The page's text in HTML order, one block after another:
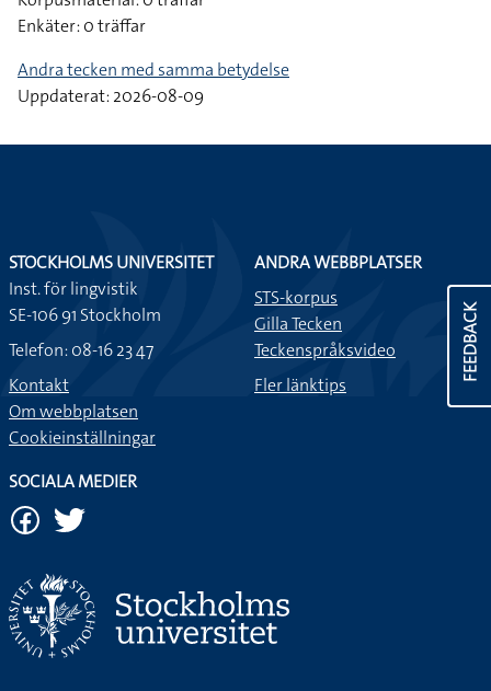
Enkäter: 0 träffar
Andra tecken med samma betydelse
Uppdaterat: 2026-08-09
FEEDBACK
STOCKHOLMS UNIVERSITET
Inst. för lingvistik
SE-106 91 Stockholm
Telefon: 08-16 23 47
Kontakt
Om webbplatsen
Cookieinställningar
ANDRA WEBBPLATSER
STS-korpus
Gilla Tecken
Teckenspråksvideo
Fler länktips
SOCIALA MEDIER